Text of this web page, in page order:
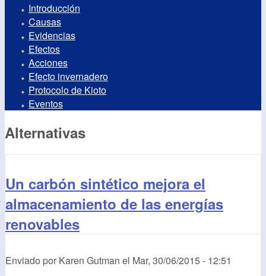
Introducción
Causas
Evidencias
Efectos
Acciones
Efecto invernadero
Protocolo de Kioto
Eventos
Alternativas
Un carbón sintético mejora el
almacenamiento de las energías
renovables
Enviado por Karen Gutman el Mar, 30/06/2015 - 12:51